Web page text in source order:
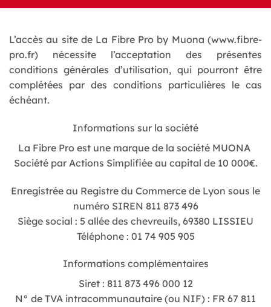
L’accès au site de La Fibre Pro by Muona (www.fibre-
pro.fr) nécessite l’acceptation des présentes
conditions générales d’utilisation, qui pourront être
complétées par des conditions particulières le cas
échéant.
Informations sur la société
La Fibre Pro est une marque de la société MUONA
Société par Actions Simplifiée au capital de 10 000€.
Enregistrée au Registre du Commerce de Lyon sous le
numéro SIREN 811 873 496
Siège social : 5 allée des chevreuils, 69380 LISSIEU
Téléphone : 01 74 905 905
Informations complémentaires
Siret : 811 873 496 000 12
N° de TVA intracommunautaire (ou NIF) : FR 67 811